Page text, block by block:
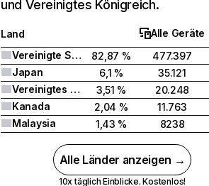
und Vereinigtes Königreich.
Land
Alle Geräte
Vereinigte Staaten
82,87 %
477.397
Japan
6,1 %
35.121
Vereinigtes Königreich
3,51 %
20.248
Kanada
2,04 %
11.763
Malaysia
1,43 % 8238
Alle Länder anzeigen →
10x täglich Einblicke. Kostenlos!